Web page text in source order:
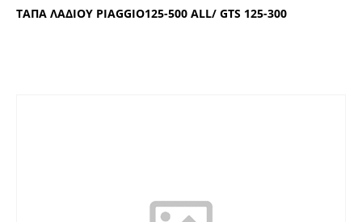
ΤΑΠΑ ΛΑΔΙΟΥ PIAGGIO125-500 ALL/ GTS 125-300